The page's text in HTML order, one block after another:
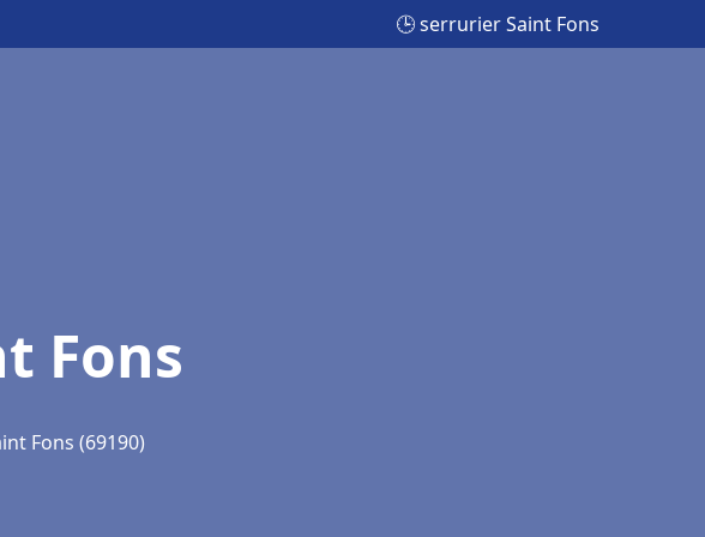
🕒 serrurier Saint Fons
Fons
Fons (69190)